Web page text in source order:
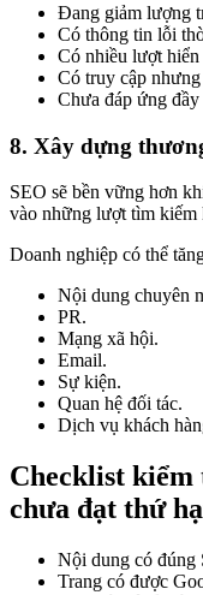
Đang giảm lượng
Có thông tin lỗi
Có nhiều lượt
Có truy cập
Chưa đáp ứng
8. Xây dựng
SEO sẽ bền vững hơn
vào những lượt tìm kiếm
Doanh nghiệp có thể
Nội dung chuyên
PR.
Mạng xã hội.
Email.
Sự kiện.
Quan hệ đối tác.
Dịch vụ khách
Checklist kiểm
chưa đạt thứ
Nội dung có đúng
Trang có được